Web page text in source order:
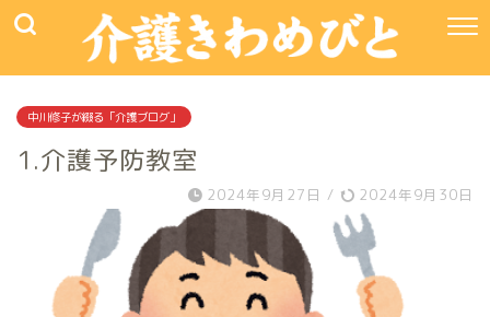
中川修子が綴る「介護ブログ」
1.介護予防教室
2024年9月27日 / 2024年9月30日